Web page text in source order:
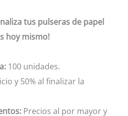
tus pulseras de papel
hoy mismo!
100 unidades.
y 50% al finalizar la
Precios al por mayor y